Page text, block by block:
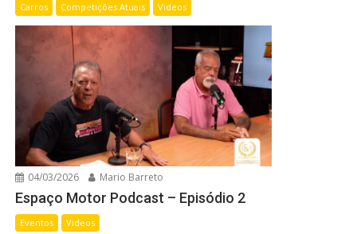
Carros Competições Atuais Videos
04/03/2026 Mario Barreto
Espaço Motor Podcast – Episódio 2
Eventos Videos